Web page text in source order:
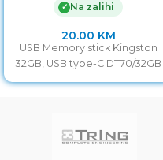
✓ Na zalihi
20.00 KM
USB Memory stick Kingston
32GB, USB type-C DT70/32GB